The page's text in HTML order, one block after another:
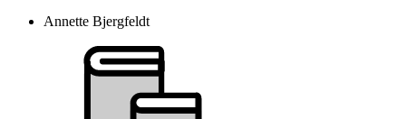
Annette Bjergfeldt